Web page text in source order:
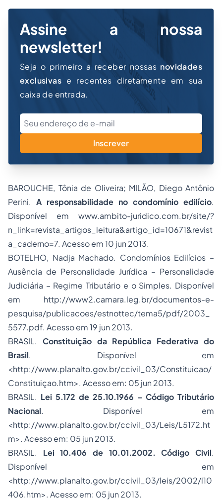
Assine a nossa
newsletter!
Seja o primeiro a receber nossas novidades
exclusivas e recentes diretamente em sua
caixa de entrada.
Inscrever
BAROUCHE, Tônia de Oliveira; MILÃO, Diego Antônio
Perini. A responsabilidade no condomínio edilício.
Disponível em www.ambito-juridico.com.br/site/?
n_link=revista_artigos_leitura&artigo_id=10671&revist
a_caderno=7. Acesso em 10 jun 2013.
BOTELHO, Nadja Machado. Condomínios Edilícios –
Ausência de Personalidade Jurídica – Personalidade
Judiciária – Regime Tributário e o Simples. Disponível
em http://www2.camara.leg.br/documentos-e-
pesquisa/publicacoes/estnottec/tema5/pdf/2003_
5577.pdf. Acesso em 19 jun 2013.
BRASIL. Constituição da República Federativa do
Brasil. Disponível em
<http://www.planalto.gov.br/ccivil_03/Constituicao/
Constituiçao.htm>. Acesso em: 05 jun 2013.
BRASIL. Lei 5.172 de 25.10.1966 – Código Tributário
Nacional. Disponível em
<http://www.planalto.gov.br/ccivil_03/Leis/L5172.ht
m>. Acesso em: 05 jun 2013.
BRASIL. Lei 10.406 de 10.01.2002. Código Civil.
Disponível em
<http://www.planalto.gov.br/ccivil_03/leis/2002/l10
406.htm>. Acesso em: 05 jun 2013.